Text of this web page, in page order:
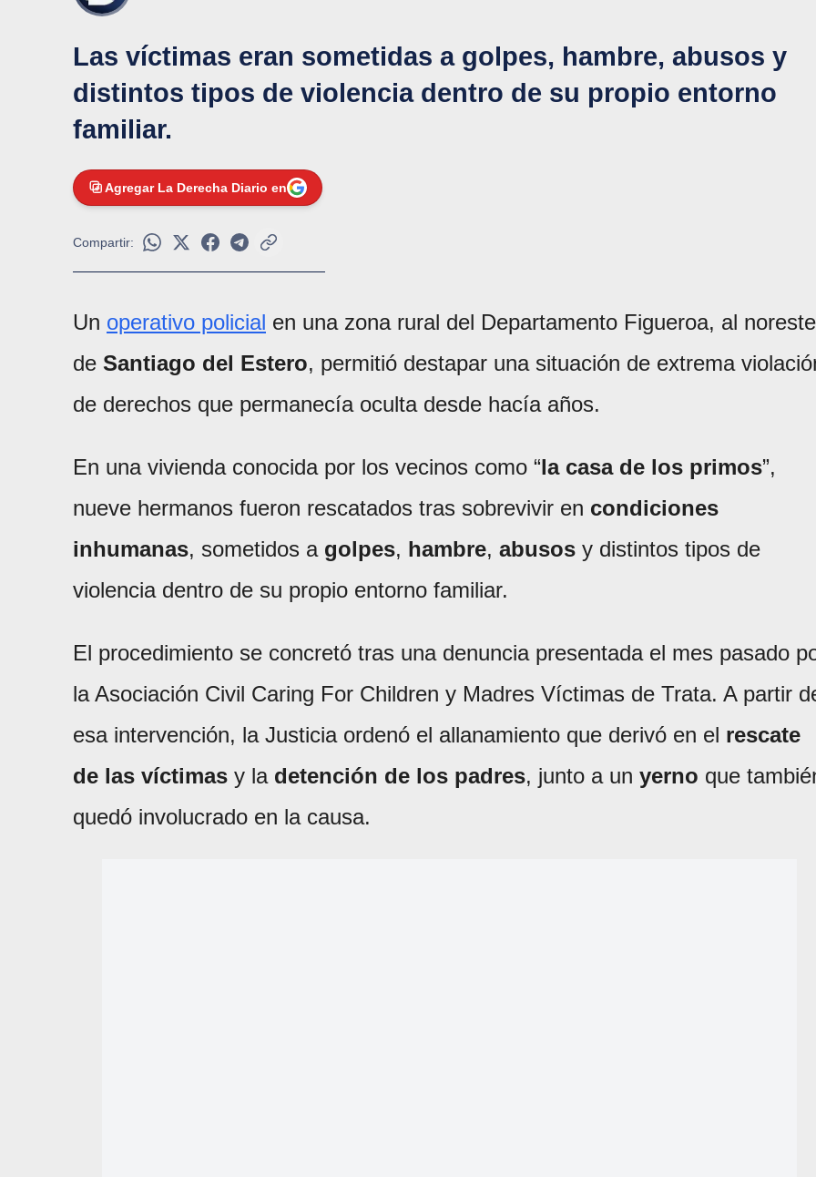
Las víctimas eran sometidas a golpes, hambre, abusos y
distintos tipos de violencia dentro de su propio entorno
familiar.
Agregar La Derecha Diario en
Compartir:
Un operativo policial en una zona rural del Departamento Figueroa, al noreste
de Santiago del Estero, permitió destapar una situación de extrema
de derechos que permanecía oculta desde hacía años.
En una vivienda conocida por los vecinos como “la casa de los primos”,
nueve hermanos fueron rescatados tras sobrevivir en condiciones
inhumanas, sometidos a golpes, hambre, abusos y distintos tipos de
violencia dentro de su propio entorno familiar.
El procedimiento se concretó tras una denuncia presentada el mes pasado
la Asociación Civil Caring For Children y Madres Víctimas de Trata. A partir
esa intervención, la Justicia ordenó el allanamiento que derivó en el rescate
de las víctimas y la detención de los padres, junto a un yerno que
quedó involucrado en la causa.